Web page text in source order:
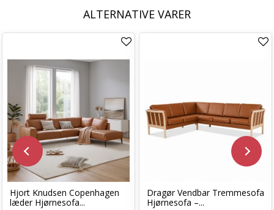
ALTERNATIVE VARER
Hjort Knudsen Copenhagen
læder Hjørnesofa...
Dragør Vendbar Tremmesofa
Hjørnesofa –...